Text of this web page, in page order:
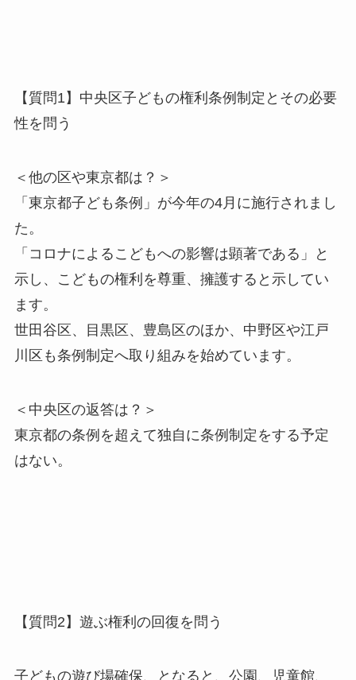
【質問1】中央区子どもの権利条例制定とその必要
性を問う
＜他の区や東京都は？＞
「東京都子ども条例」が今年の4月に施行されまし
た。
「コロナによるこどもへの影響は顕著である」と
示し、こどもの権利を尊重、擁護すると示してい
ます。
世田谷区、目黒区、豊島区のほか、中野区や江戸
川区も条例制定へ取り組みを始めています。
＜中央区の返答は？＞
東京都の条例を超えて独自に条例制定をする予定
はない。
【質問2】遊ぶ権利の回復を問う
子どもの遊び場確保、となると、公園、児童館、